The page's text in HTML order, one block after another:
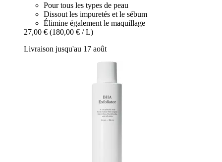
Pour tous les types de peau
Dissout les impuretés et le sébum
Élimine également le maquillage
27,00 € (180,00 € / L)
Livraison jusqu'au 17 août